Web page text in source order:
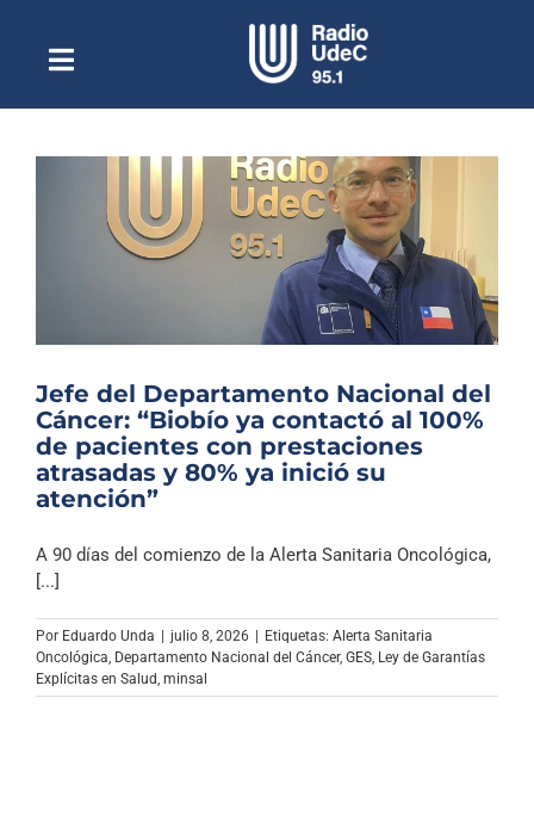
contenidoToggle
NavigationEscuchar Radio UdeC en vivo
Quiénes Somos
Programación
Podcast
Noticias
Columnas
Música Clásica
Archivo Sonoro
Jefe del Departamento Nacional del
Cáncer: “Biobío ya contactó al 100%
de pacientes con prestaciones
atrasadas y 80% ya inició su
atención”
A 90 días del comienzo de la Alerta Sanitaria Oncológica,
[...]
Por Eduardo Unda | julio 8, 2026 | Etiquetas: Alerta Sanitaria
Oncológica Departamento Nacional del Cáncer, GES Ley de Garantías
Explícitas en Salud minsal